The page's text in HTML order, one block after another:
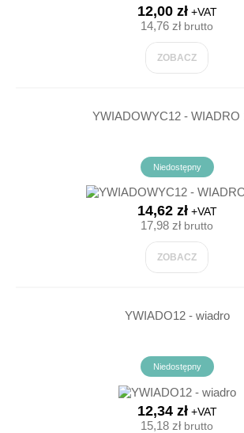
12,00 zł+VAT
14,76 złbrutto
ZOBACZ
YWIADOWYC12 - WIADRO
Niedostępny
14,62 zł+VAT
17,98 złbrutto
ZOBACZ
YWIADO12 - wiadro
Niedostępny
12,34 zł+VAT
15,18 złbrutto